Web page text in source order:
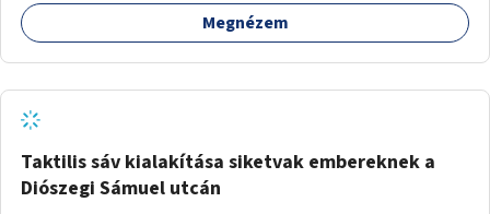
Megnézem
Taktilis sáv kialakítása siketvak embereknek a
Diószegi Sámuel utcán